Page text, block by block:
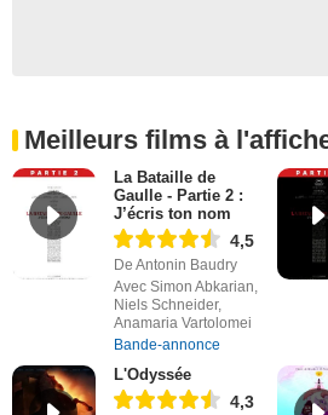
Meilleurs films à
La Bataille de
Gaulle - Partie 2 :
J’écris ton nom
4,5
De Antonin Baudry
Avec Simon Abkarian,
Niels Schneider,
Anamaria Vartolomei
Bande-annonce
L'Odyssée
4,3